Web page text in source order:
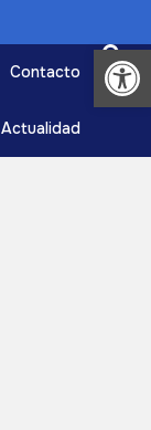
Contacto
Actualidad
Abrir